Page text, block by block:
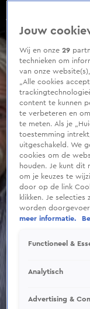
of
minutes,
40
seconds
Jouw
Wij en onze29
technieken om
van onze
„Alle cookies
content te kunnen
te verbeteren en
te meten. Als je
toestemming
uitgeschakeld. We
cookies om de
houden. Je kunt dit
om je keuzes te
door op de link
klikken. Je selecties
worden
meer informatie.
Functioneel &
Analytisch
Advertising &